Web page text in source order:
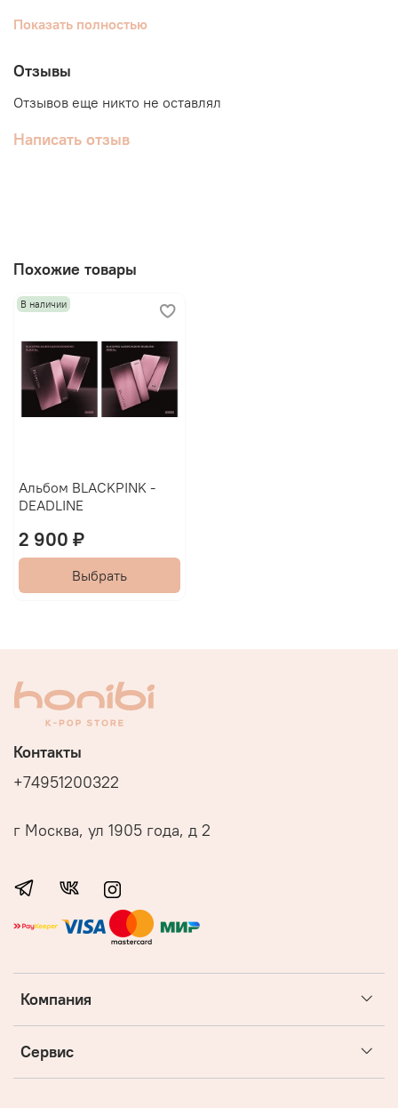
1 из 4 );
( 4 шт ), лого-кейс для альбомов.
CD-R
Конверт
Фотокарта : 4 шт
Показать полностью
Отзывы
Отзывов еще никто не оставлял
Написать отзыв
Похожие товары
В наличии
Альбом BLACKPINK -
DEADLINE
2 900 ₽
Выбрать
Компания
Сервис
Контакты
+74951200322
г Москва, ул 1905 года, д 2